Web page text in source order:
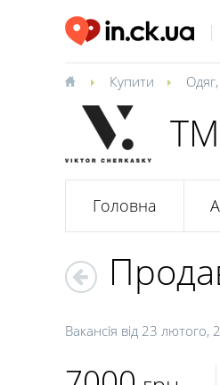
Купити
ТМ
Головна
Вакансія від 23 лютого,